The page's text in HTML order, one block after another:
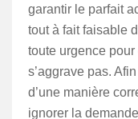
garantir le parfait
tout à fait faisable
toute urgence pour
s’aggrave pas.
d’une manière
ignorer la